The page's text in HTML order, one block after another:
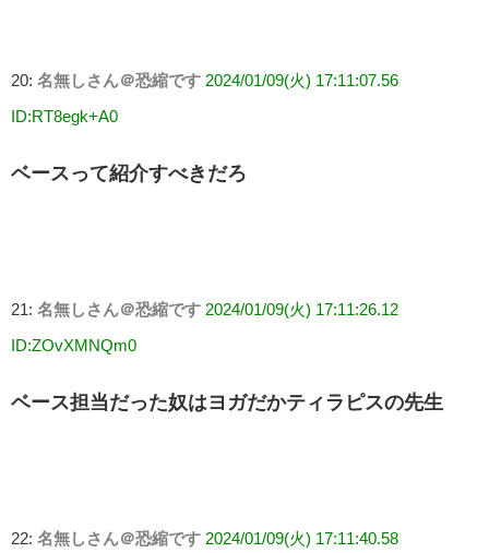
20: 名無しさん＠恐縮です 2024/01/09(火) 17:11:07.56
ID:RT8egk+A0
ベースって紹介すべきだろ
21: 名無しさん＠恐縮です 2024/01/09(火) 17:11:26.12
ID:ZOvXMNQm0
ベース担当だった奴はヨガだかティラピスの先生
22: 名無しさん＠恐縮です 2024/01/09(火) 17:11:40.58